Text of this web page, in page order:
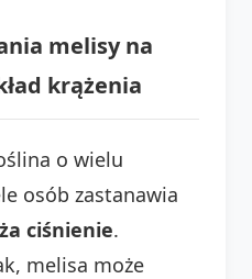
melisy na
krążenia
o wielu
osób zastanawia
ciśnienie.
melisa może